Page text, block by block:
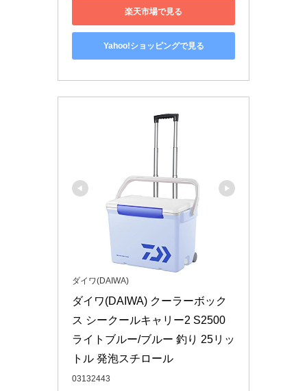
楽天市場で見る
Yahoo!ショッピングで見る
ダイワ(DAIWA)
ダイワ(DAIWA) クーラーボック
ス シークールキャリー2 S2500
ライトブルー/ブルー 釣り 25リッ
トル 発泡スチロール
03132443